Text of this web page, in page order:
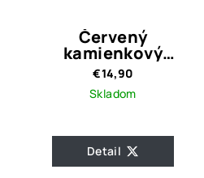
Červený
kamienkový
náramok Tania
€14,90
Skladom
Detail